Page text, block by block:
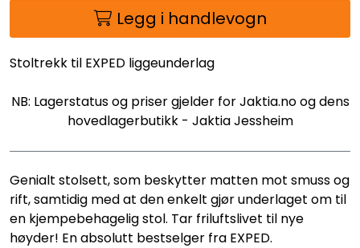
Legg i handlevogn
Stoltrekk til EXPED liggeunderlag
NB: Lagerstatus og priser gjelder for Jaktia.no og dens
hovedlagerbutikk - Jaktia Jessheim
Genialt stolsett, som beskytter matten mot smuss og
rift, samtidig med at den enkelt gjør underlaget om til
en kjempebehagelig stol. Tar friluftslivet til nye
høyder! En absolutt bestselger fra EXPED.